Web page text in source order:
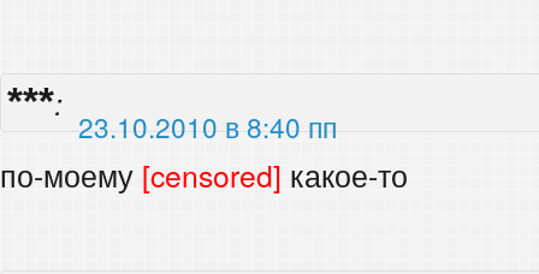
***:
23.10.2010 в 8:40 пп
по-моему [censored] какое-то